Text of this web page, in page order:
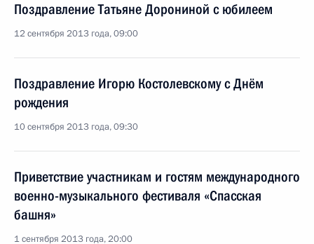
Поздравление Татьяне Дорониной с юбилеем
12 сентября 2013 года, 09:00
Поздравление Игорю Костолевскому с Днём
рождения
10 сентября 2013 года, 09:30
Приветствие участникам и гостям международного
военно-музыкального фестиваля «Спасская
башня»
1 сентября 2013 года, 20:00